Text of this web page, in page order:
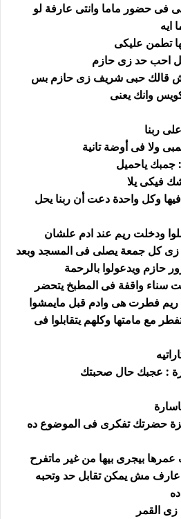
فى حضور ماما وانتى عارفة لو
ايه
تطمن عليكى
احب حد زى حازم
قالك حبى شريف زى حازم بس
وانك يعنى
ربنا
ولا فى أوضة تانية
ياحميل
فيكى يلا
وكل واحدة دعت أن ربنا يحل
ودخلت ريم عند ادم علشان
زى كل جمعة يصلى فى المسجد وبعد
حازم ويدعولوا بالرحمة
سناء واقفة فى المطبخ يتحضر
ريم فطرت هى وادم قبل مايمشوا
مع مامتها وكلهم يتقابلوا فى
: عجبك حال صحبتك
حضرتك تفكرى فى الموضوع ده
بيجرى بيها من غير ماتفرح
مش يمكن تقابل حد وتحبه
القمر